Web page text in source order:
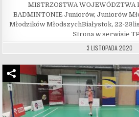
MISTRZOSTWA WOJEWÓDZTWA
BADMINTONIE Juniorów, Juniorów
Młodzików MłodszychBiałystok, 22-
Strona w serwisie
3 LISTOPADA 2020